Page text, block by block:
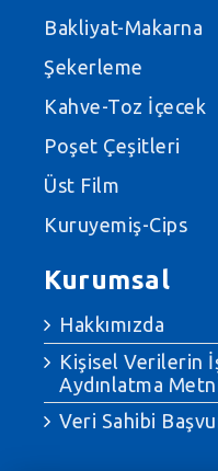
Bakliyat-Makarna
Şekerleme
Kahve-Toz İçecek
Poşet Çeşitleri
Üst Film
Kuruyemiş-Cips
Kurumsal
Hakkımızda
Kişisel Verilerin
Aydınlatma
Veri Sahibi